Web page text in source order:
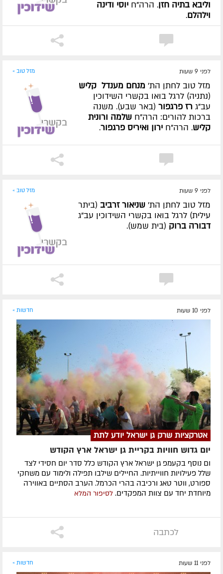
וליבא בתיה חזן. הרה"ח יוסי ודינה
וילהלם.
לפני 9 שעות מזל טוב »
מזל טוב לחתן הת' מנחם מענדל קליש
(נתניה) לרגל בואו בקשרי השידוכין
עב"ג רז פרגפור (באר שבע). משנה
ברכות להורים: הרה"ח שלמה ורונית
קליש. הרה"ח ירון ואיריס פרגפור.
לפני 9 שעות מזל טוב »
מזל טוב לחתן הת' שניאור זרביב (ביתר
עילית) לרגל בואו בקשרי השידוכין עב"ג
דבורה ברוק (בית שמש).
לפני 10 שעות חדשות »
אטרקציות שרק גן ישראל יודע לתת
יום גדוש חוויות בקריית גן ישראל ארץ הקודש
ום נוסף בקעמפ גן ישראל ארץ הקודש כלל סדר יום חסידי לצד
שלל פעילויות חווייתיות. החיילים שילבו תפילה ולימוד עם משחקי
ספורט, ווטר טאג ורכיבה בהרי הכרמל. הערב הסתיים באווירה
מיוחדת יחד עם צוות המפקדים. לסיפור המלא
לכתבה
לפני 11 שעות חדשות »